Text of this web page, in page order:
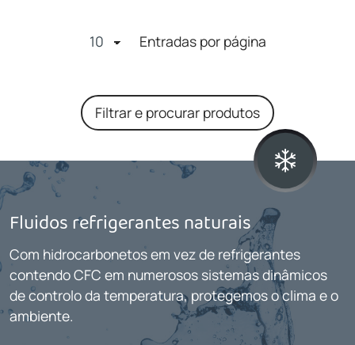
Entradas por página
Filtrar e procurar produtos
Fluidos refrigerantes naturais
Com hidrocarbonetos em vez de refrigerantes
contendo CFC em numerosos sistemas dinâmicos
de controlo da temperatura, protegemos o clima e o
ambiente.